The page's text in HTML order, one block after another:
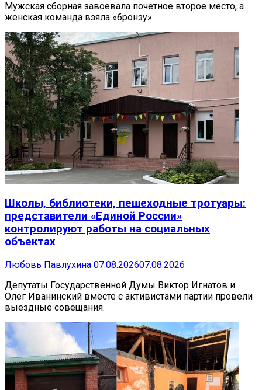
Мужская сборная завоевала почетное второе место, а
женская команда взяла «бронзу».
Школы, библиотеки, пешеходные тротуары:
представители «Единой России»
контролируют работы на социальных
объектах
Любовь Павлухина 07.08.202607.08.2026
Депутаты Государственной Думы Виктор Игнатов и
Олег Иванинский вместе с активистами партии провели
выездные совещания.